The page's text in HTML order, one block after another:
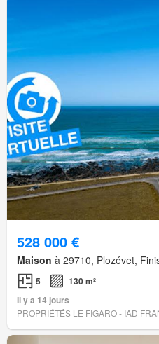
528 000 €
Maison à 29710, Plozévet,
5
130 m²
Il y a 14 jours
PROPRIÉTÉS LE FIGARO - IAD